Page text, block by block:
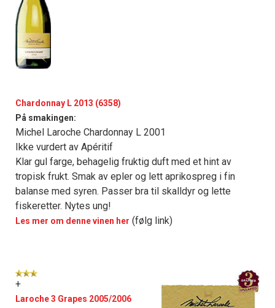
Chardonnay L 2013 (6358)
På smakingen:
Michel Laroche Chardonnay L 2001
Ikke vurdert av Apéritif
Klar gul farge, behagelig fruktig duft med et hint av
tropisk frukt. Smak av epler og lett aprikospreg i fin
balanse med syren. Passer bra til skalldyr og lette
fiskeretter. Nytes ung!
Les mer om denne vinen her (følg link)
+
Laroche 3 Grapes 2005/2006